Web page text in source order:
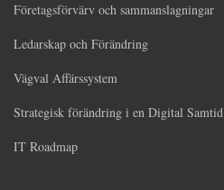
Företagsförvärv och sammanslagningar
Ledarskap och Förändring
Vägval Affärssystem
Strategisk förändring i en Digital Samtid
IT Roadmap